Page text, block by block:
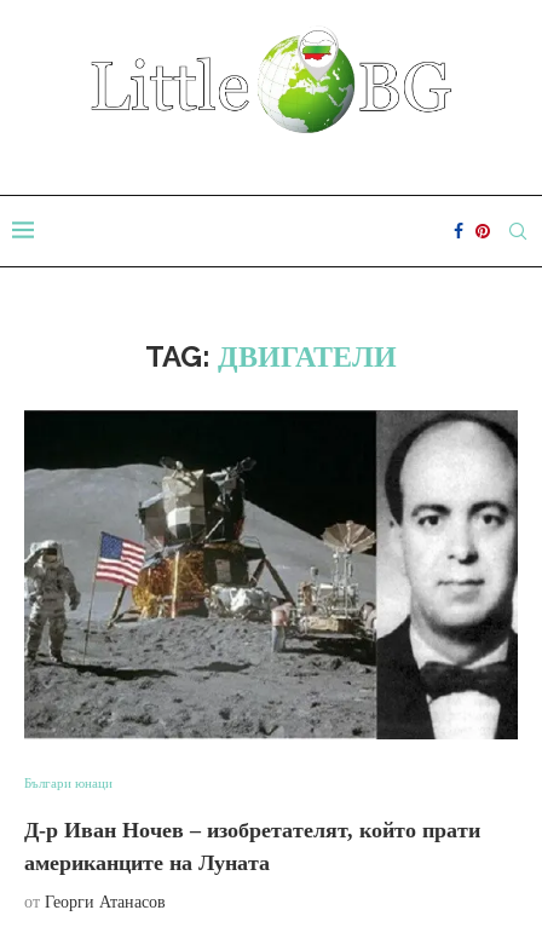
TAG: ДВИГАТЕЛИ
Българи юнаци
Д-р Иван Ночев – изобретателят, който прати
американците на Луната
от Георги Атанасов